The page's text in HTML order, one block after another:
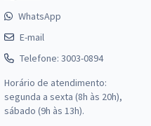
WhatsApp
E-mail
Telefone: 3003-0894
Horário de atendimento:
segunda a sexta (8h às 20h),
sábado (9h às 13h).